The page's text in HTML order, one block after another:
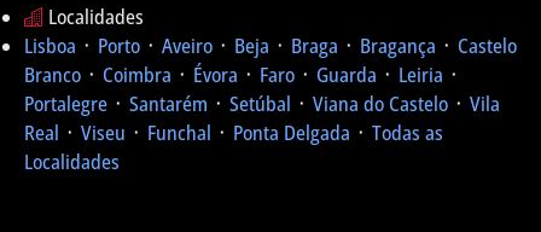
Localidades
Lisboa ᛫ Porto ᛫ Aveiro ᛫ Beja ᛫ Braga ᛫ Bragança ᛫ Castelo
Branco ᛫ Coimbra ᛫ Évora ᛫ Faro ᛫ Guarda ᛫ Leiria ᛫
Portalegre ᛫ Santarém ᛫ Setúbal ᛫ Viana do Castelo ᛫ Vila
Real ᛫ Viseu ᛫ Funchal ᛫ Ponta Delgada ᛫ Todas as
Localidades